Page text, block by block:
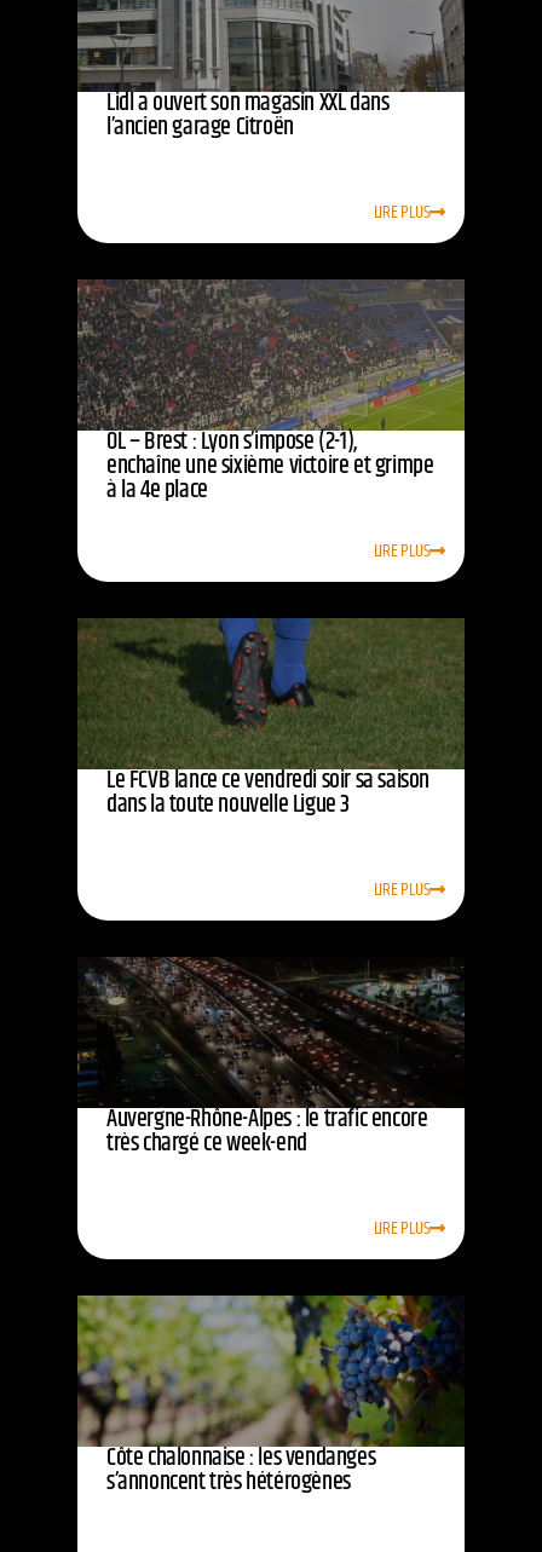
Lidl a ouvert son magasin XXL dans
l’ancien garage Citroën
LIRE PLUS
OL – Brest : Lyon s’impose (2-1),
enchaîne une sixième victoire et grimpe
à la 4e place
LIRE PLUS
Le FCVB lance ce vendredi soir sa saison
dans la toute nouvelle Ligue 3
LIRE PLUS
Auvergne-Rhône-Alpes : le trafic encore
très chargé ce week-end
LIRE PLUS
Côte chalonnaise : les vendanges
s’annoncent très hétérogènes